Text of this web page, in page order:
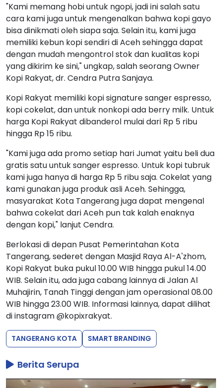
"Kami memang hobi untuk ngopi, jadi ini salah satu
cara kami juga untuk mengenalkan bahwa kopi gayo
bisa dinikmati oleh siapa saja. Selain itu, kami juga
memiliki kebun kopi sendiri di Aceh sehingga dapat
dengan mudah mengontrol stok dan kualitas kopi
yang dikirim ke sini," ungkap, salah seorang Owner
Kopi Rakyat, dr. Cendra Putra Sanjaya.
Kopi Rakyat memiliki kopi signature sanger espresso,
kopi cokelat, dan untuk nonkopi ada berry milk. Untuk
harga Kopi Rakyat dibanderol mulai dari Rp 5 ribu
hingga Rp 15 ribu.
"Kami juga ada promo setiap hari Jumat yaitu beli dua
gratis satu untuk sanger espresso. Untuk kopi tubruk
kami juga hanya di harga Rp 5 ribu saja. Cokelat yang
kami gunakan juga produk asli Aceh. Sehingga,
masyarakat Kota Tangerang juga dapat mengenal
bahwa cokelat dari Aceh pun tak kalah enaknya
dengan kopi," lanjut Cendra.
Berlokasi di depan Pusat Pemerintahan Kota
Tangerang, sederet dengan Masjid Raya Al-A'zhom,
Kopi Rakyat buka pukul 10.00 WIB hingga pukul 14.00
WIB. Selain itu, ada juga cabang lainnya di Jalan Al
Muhajirin, Tanah Tinggi dengan jam operasional 08.00
WIB hingga 23.00 WIB. Informasi lainnya, dapat dilihat
di instagram @kopixrakyat.
TANGERANG KOTA SMART BRANDING
Berita Serupa